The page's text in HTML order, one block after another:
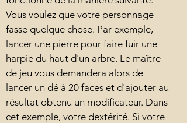
Vous voulez que votre personnage
fasse quelque chose. Par exemple,
lancer une pierre pour faire fuir une
harpie du haut d'un arbre. Le maître
de jeu vous demandera alors de
lancer un dé à 20 faces et d'ajouter au
résultat obtenu un modificateur. Dans
cet exemple, votre dextérité. Si votre